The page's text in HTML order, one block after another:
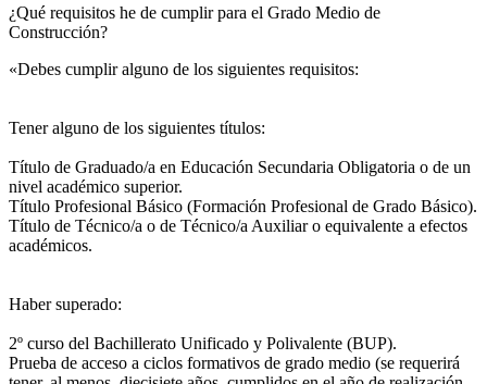
¿Qué requisitos he de cumplir para el Grado Medio de
Construcción?
«Debes cumplir alguno de los siguientes requisitos:
Tener alguno de los siguientes títulos:
Título de Graduado/a en Educación Secundaria Obligatoria o de un
nivel académico superior.
Título Profesional Básico (Formación Profesional de Grado Básico).
Título de Técnico/a o de Técnico/a Auxiliar o equivalente a efectos
académicos.
Haber superado:
2º curso del Bachillerato Unificado y Polivalente (BUP).
Prueba de acceso a ciclos formativos de grado medio (se requerirá